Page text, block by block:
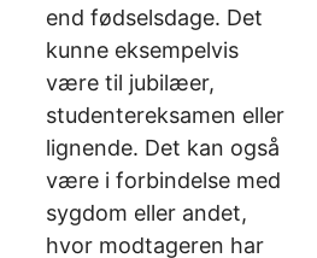
end fødselsdage. Det
kunne eksempelvis
være til jubilæer,
studentereksamen eller
lignende. Det kan også
være i forbindelse med
sygdom eller andet,
hvor modtageren har